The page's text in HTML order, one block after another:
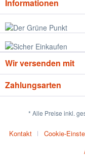
Informationen
Wir versenden mit
Zahlungsarten
* Alle Preise inkl.
Kontakt Cookie-